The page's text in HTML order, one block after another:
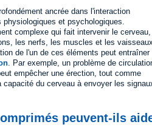
ancrée dans l'interaction
et psychologiques.
complexe qui fait intervenir le cerveau,
les nerfs, les muscles et les vaisseaux
de l'un de ces éléments peut entraîner
. Par exemple, un problème de
empêcher une érection, tout comme
capacité du cerveau à envoyer les
peuvent-ils